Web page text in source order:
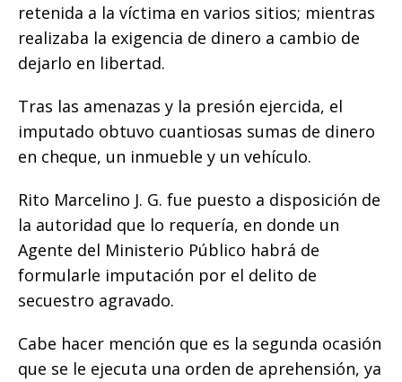
retenida a la víctima en varios sitios; mientras
realizaba la exigencia de dinero a cambio de
dejarlo en libertad.
Tras las amenazas y la presión ejercida, el
imputado obtuvo cuantiosas sumas de dinero
en cheque, un inmueble y un vehículo.
Rito Marcelino J. G. fue puesto a disposición de
la autoridad que lo requería, en donde un
Agente del Ministerio Público habrá de
formularle imputación por el delito de
secuestro agravado.
Cabe hacer mención que es la segunda ocasión
que se le ejecuta una orden de aprehensión, ya